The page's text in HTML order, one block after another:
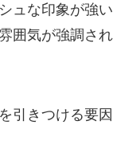
ュな印象が強い
囲気が強調され
引きつける要因